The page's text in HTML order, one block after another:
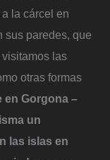
la cárcel en
sus paredes, que
las
otras formas
en Gorgona –
un
las islas en